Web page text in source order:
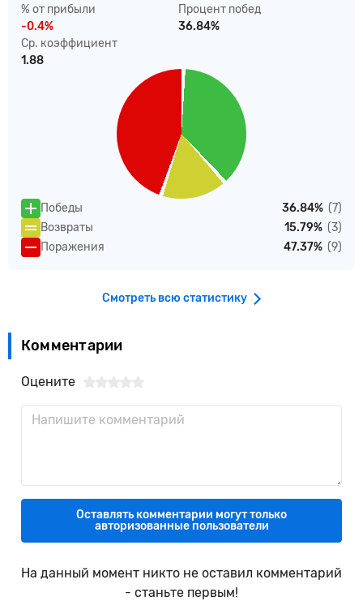
% от прибыли
-0.4%
Процент побед
36.84%
Ср. коэффициент
1.88
Победы 36.84% (7)
Возвраты
15.79% (3)
Поражения
47.37% (9)
Смотреть всю статистику
Комментарии
Оцените
Оставлять комментарии могут только
авторизованные пользователи
На данный момент никто не оставил комментарий
- станьте первым!